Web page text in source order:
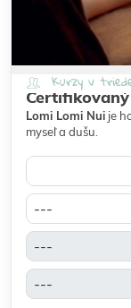
Kurzy v
Lomi Lomi Nui je
myseľ a dušu.